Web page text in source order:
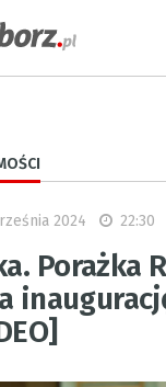
2024 22:30
Porażka